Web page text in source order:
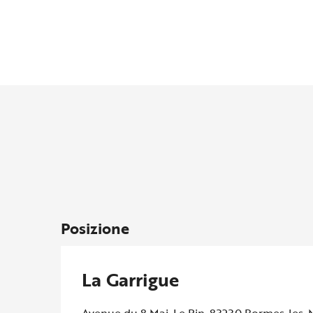
Posizione
La Garrigue